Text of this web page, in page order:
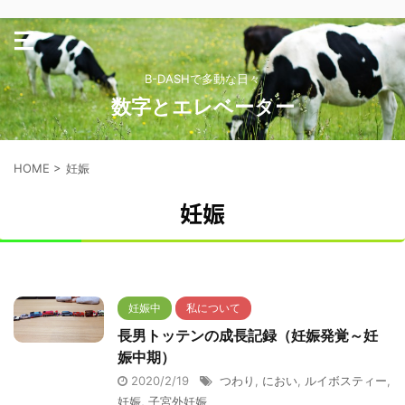
B-DASHで多動な日々
数字とエレベーター
HOME > 妊娠
妊娠
妊娠中 私について
長男トッテンの成長記録（妊娠発覚～妊
娠中期）
2020/2/19 つわり におい ルイボスティー
妊娠 子宮外妊娠